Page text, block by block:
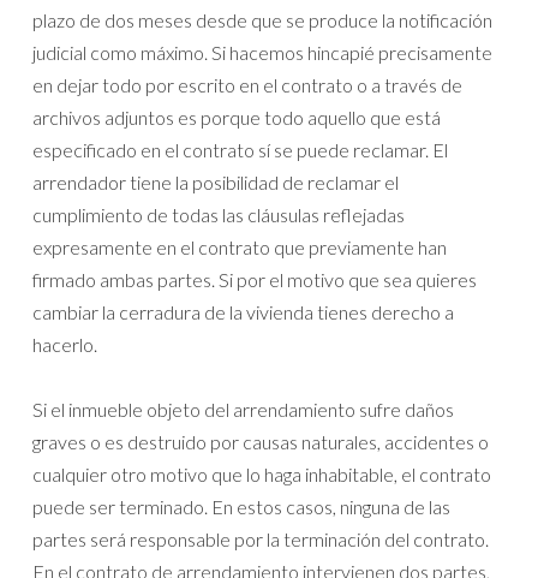
plazo de dos meses desde que se produce la notificación
judicial como máximo. Si hacemos hincapié precisamente
en dejar todo por escrito en el contrato o a través de
archivos adjuntos es porque todo aquello que está
especificado en el contrato sí se puede reclamar. El
arrendador tiene la posibilidad de reclamar el
cumplimiento de todas las cláusulas reflejadas
expresamente en el contrato que previamente han
firmado ambas partes. Si por el motivo que sea quieres
cambiar la cerradura de la vivienda tienes derecho a
hacerlo.
Si el inmueble objeto del arrendamiento sufre daños
graves o es destruido por causas naturales, accidentes o
cualquier otro motivo que lo haga inhabitable, el contrato
puede ser terminado. En estos casos, ninguna de las
partes será responsable por la terminación del contrato.
En el contrato de arrendamiento intervienen dos partes,